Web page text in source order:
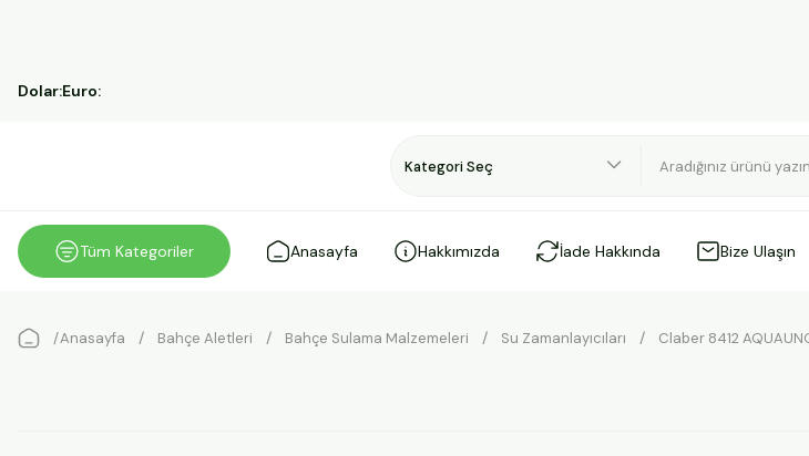
Dolar:Euro:
Tüm Kategoriler Anasayfa Hakkımızda İade Hakkında Bize Ulaşın
Anasayfa Bahçe Aletleri Bahçe Sulama Malzemeleri Su Zamanlayıcıları Claber 8412